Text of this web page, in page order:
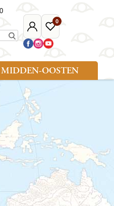
Mijn
Djoser
0
Favoriete
reizen
MIDDEN-OOSTEN
Landen
Egypte
Jordanië
Marokko
Oman
Saoedi-Arabië
Tunesië
Turkije